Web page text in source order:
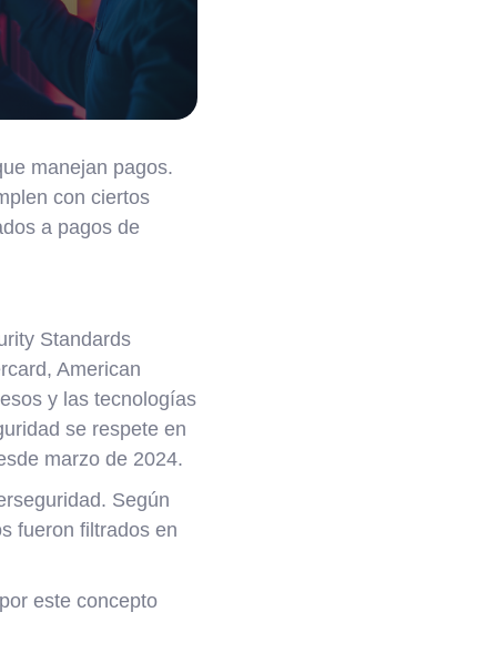
manejan pagos.
con ciertos
a pagos de
Standards
American
y las tecnologías
se respete en
marzo de 2024.
Según
fueron filtrados en
este concepto